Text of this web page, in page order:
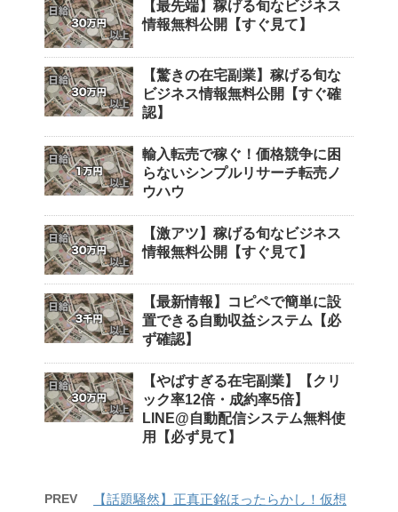
【最先端】稼げる旬なビジネス
情報無料公開【すぐ見て】
【驚きの在宅副業】稼げる旬な
ビジネス情報無料公開【すぐ確
認】
輸入転売で稼ぐ！価格競争に困
らないシンプルリサーチ転売ノ
ウハウ
【激アツ】稼げる旬なビジネス
情報無料公開【すぐ見て】
【最新情報】コピペで簡単に設
置できる自動収益システム【必
ず確認】
【やばすぎる在宅副業】【クリ
ック率12倍・成約率5倍】
LINE@自動配信システム無料使
用【必ず見て】
PREV
【話題騒然】正真正銘ほったらかし！仮想